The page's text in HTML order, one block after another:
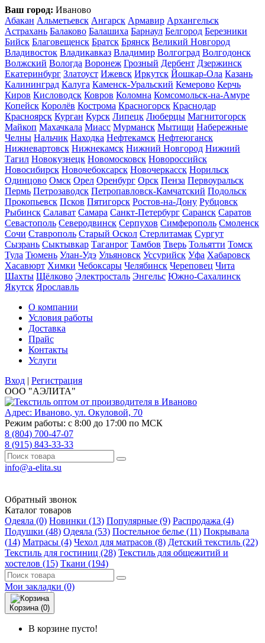
Ваш город: Иваново
Абакан Альметьевск Ангарск Армавир Архангельск
Астрахань Балаково Балашиха Барнаул Белгород Березники
Бийск Благовещенск Братск Брянск Великий Новгород
Владивосток Владикавказ Владимир Волгоград Волгодонск
Волжский Вологда Воронеж Грозный Дербент Дзержинск
Екатеринбург Златоуст Ижевск Иркутск Йошкар-Ола Казань
Калининград Калуга Каменск-Уральский Кемерово Керчь
Киров Кисловодск Ковров Коломна Комсомольск-на-Амуре
Копейск Королёв Кострома Красногорск Краснодар
Красноярск Курган Курск Липецк Люберцы Магнитогорск
Майкоп Махачкала Миасс Мурманск Мытищи Набережные
Челны Нальчик Находка Нефтекамск Нефтеюганск
Нижневартовск Нижнекамск Нижний Новгород Нижний
Тагил Новокузнецк Новомосковск Новороссийск
Новосибирск Новочебоксарск Новочеркасск Норильск
Одинцово Омск Орел Оренбург Орск Пенза Первоуральск
Пермь Петрозаводск Петропавловск-Камчатский Подольск
Прокопьевск Псков Пятигорск Ростов-на-Дону Рубцовск
Рыбинск Салават Самара Санкт-Петербург Саранск Саратов
Севастополь Северодвинск Серпухов Симферополь Смоленск
Сочи Ставрополь Старый Оскол Стерлитамак Сургут
Сызрань Сыктывкар Таганрог Тамбов Тверь Тольятти Томск
Тула Тюмень Улан-Удэ Ульяновск Уссурийск Уфа Хабаровск
Хасавюрт Химки Чебоксары Челябинск Череповец Чита
Шахты Щёлково Электросталь Энгельс Южно-Сахалинск
Якутск Ярославль
О компании
Условия работы
Доставка
Прайс
Контакты
Услуги
Вход | Регистрация
ООО "АЭЛИТА"
Адрес: Иваново, ул. Окуловой, 70
Режим работы: с 8:00 до 17:00 по МСК
8 (804) 700-47-07
8 (915) 843-33-33
info@a-elita.su
Обратный звонок
Каталог товаров
Одеяла (0) Новинки (13) Популярные (9) Распродажа (4)
Подушки (48) Одеяла (53) Постельное белье (11) Покрывала
(14) Матрасы (4) Чехол для матрасов (8) Детский текстиль (22)
Текстиль для гостиниц (28) Текстиль для общежитий и
хостелов (15) Ткани (194)
Мои закладки (0)
Корзина (0)
В корзине пусто!